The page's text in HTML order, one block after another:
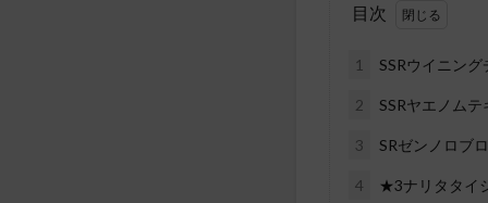
目次
1 SSRウイニング
2 SSRヤエノムテ
3 SRゼンノロブ
4 ★3ナリタタイ